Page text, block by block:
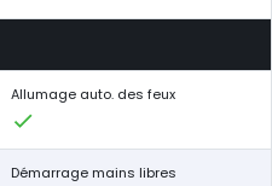
Allumage auto. des feux
Démarrage mains libres